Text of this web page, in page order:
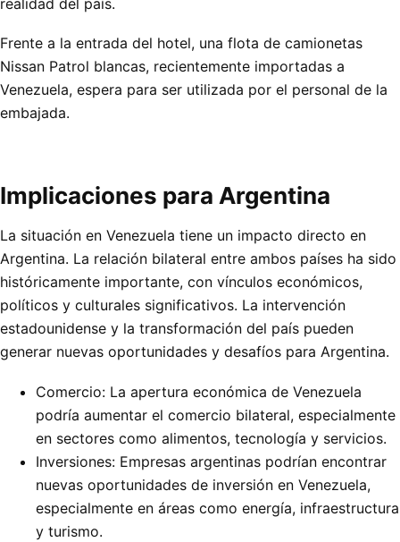
realidad del país.
Frente a la entrada del hotel, una flota de camionetas
Nissan Patrol blancas, recientemente importadas a
Venezuela, espera para ser utilizada por el personal de la
embajada.
Implicaciones para Argentina
La situación en Venezuela tiene un impacto directo en
Argentina. La relación bilateral entre ambos países ha sido
históricamente importante, con vínculos económicos,
políticos y culturales significativos. La intervención
estadounidense y la transformación del país pueden
generar nuevas oportunidades y desafíos para Argentina.
Comercio: La apertura económica de Venezuela
podría aumentar el comercio bilateral, especialmente
en sectores como alimentos, tecnología y servicios.
Inversiones: Empresas argentinas podrían encontrar
nuevas oportunidades de inversión en Venezuela,
especialmente en áreas como energía, infraestructura
y turismo.